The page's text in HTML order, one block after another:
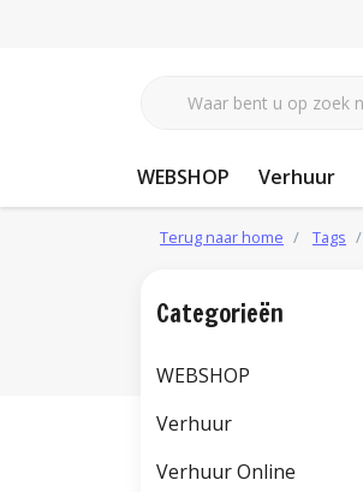
WEBSHOP Verhuur
Terug naar home Tags
Categorieën
WEBSHOP
Verhuur
Verhuur Online